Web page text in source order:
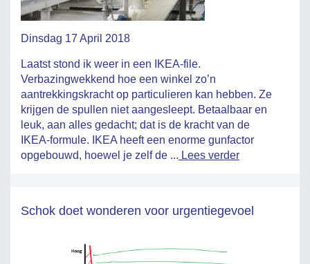
Dinsdag 17 April 2018
Laatst stond ik weer in een IKEA-file.
Verbazingwekkend hoe een winkel zo’n
aantrekkingskracht op particulieren kan hebben. Ze
krijgen de spullen niet aangesleept. Betaalbaar en
leuk, aan alles gedacht; dat is de kracht van de
IKEA-formule. IKEA heeft een enorme gunfactor
opgebouwd, hoewel je zelf de ... Lees verder
Schok doet wonderen voor urgentiegevoel